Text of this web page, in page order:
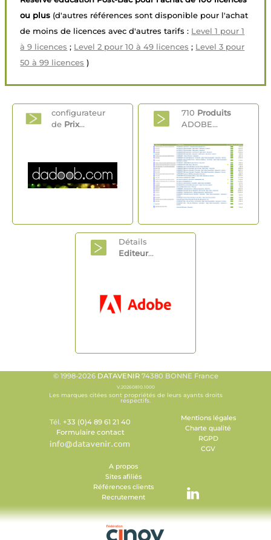
ou plus (d'autres références sont disponible pour l'achat
de moins de licences avec d'autres tarifs : Level 1 pour 1
à 9 licences ; Level 2 pour 10 à 49 licences ; Level 3 pour
50 à 99 licences )
configurateur
de Prix...
710 Produits
ADOBE...
Détails
Editeur...
© 1998-2026 DATAVENIR74380 BONNE France
V.20260810.1000
Les marques citées sont propriétés de leurs ayants droits
respectifs.
Tél. +33 (0)4 89 61 21 40
Formulaire contact
Mentions légales
Charte qualité
RGPD
CGV
A propos
Sites afiliés
Références clients
Recrutement